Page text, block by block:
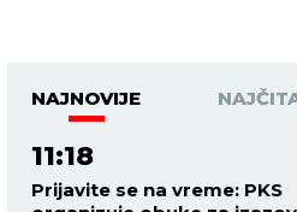
NAJNOVIJE
11:18
Prijavite se na vreme: PKS